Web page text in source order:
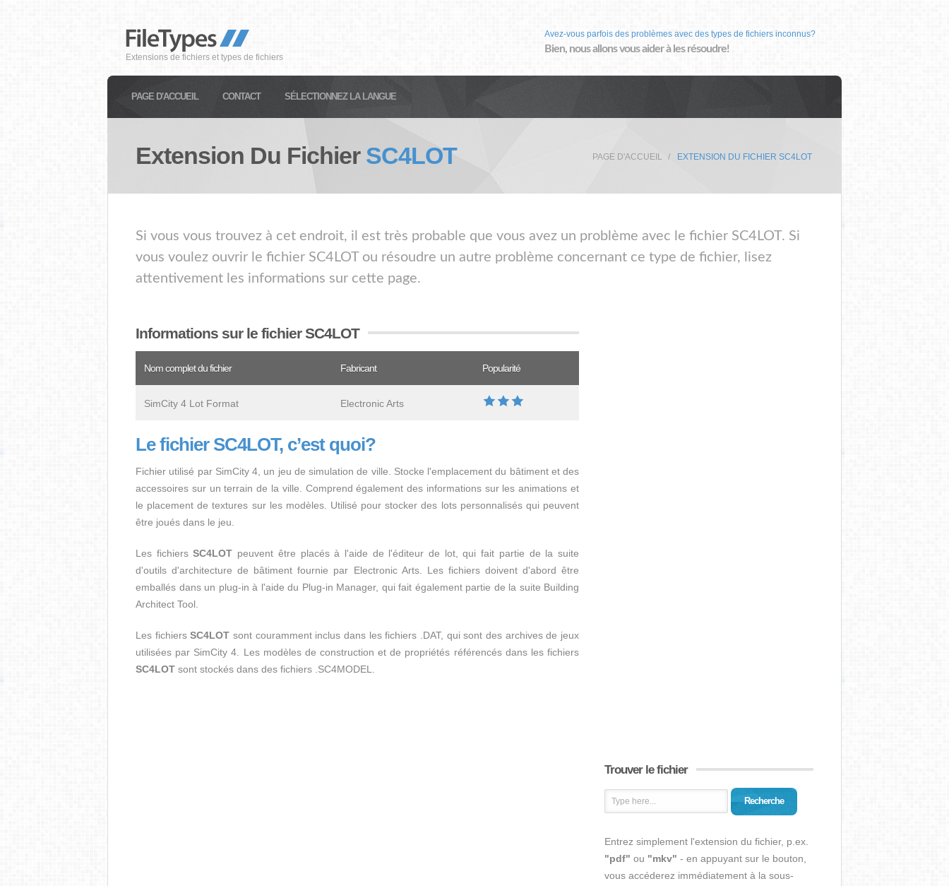
Extensions de fichiers et types de fichiers
Avez-vous parfois des problèmes avec des types de fichiers inconnus?
Bien, nous allons vous aider à les résoudre!
PAGE D'ACCUEIL CONTACT SÉLECTIONNEZ LA LANGUE
Extension Du Fichier SC4LOT PAGE D'ACCUEIL EXTENSION DU FICHIER SC4LOT
Si vous vous trouvez à cet endroit, il est très probable que vous avez un problème avec le fichier SC4LOT. Si
vous voulez ouvrir le fichier SC4LOT ou résoudre un autre problème concernant ce type de fichier, lisez
attentivement les informations sur cette page.
Informations sur le fichier SC4LOT
Nom complet du fichier Fabricant Popularité
SimCity 4 Lot Format Electronic Arts
Le fichier SC4LOT, c’est quoi?
Fichier utilisé par SimCity 4, un jeu de simulation de ville. Stocke l'emplacement du bâtiment et des
accessoires sur un terrain de la ville. Comprend également des informations sur les animations et
le placement de textures sur les modèles. Utilisé pour stocker des lots personnalisés qui peuvent
être joués dans le jeu.
Les fichiersSC4LOT peuvent être placés à l'aide de l'éditeur de lot, qui fait partie de la suite
d'outils d'architecture de bâtiment fournie par Electronic Arts. Les fichiers doivent d'abord être
emballés dans un plug-in à l'aide du Plug-in Manager, qui fait également partie de la suite Building
Architect Tool.
Les fichiersSC4LOT sont couramment inclus dans les fichiers .DAT, qui sont des archives de jeux
utilisées par SimCity 4. Les modèles de construction et de propriétés référencés dans les fichiers
SC4LOT sont stockés dans des fichiers .SC4MODEL.
Trouver le fichier
Recherche
Entrez simplement l'extension du fichier, p.ex.
"pdf" ou "mkv" - en appuyant sur le bouton,
vous accéderez immédiatement à la sous-